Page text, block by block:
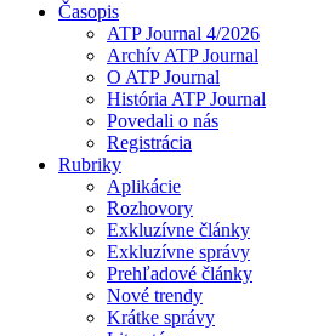
Časopis
ATP Journal 4/2026
Archív ATP Journal
O ATP Journal
História ATP Journal
Povedali o nás
Registrácia
Rubriky
Aplikácie
Rozhovory
Exkluzívne články
Exkluzívne správy
Prehľadové články
Nové trendy
Krátke správy